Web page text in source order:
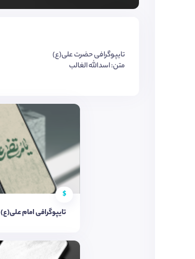
تایپوگرافی حضرت علی(ع)
متن: اسدالله الغالب
$
تایپوگرافی امام علی(ع)